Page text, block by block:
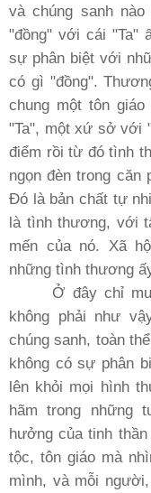
và chúng sanh
"đồng" với cái "Ta"
sự phân biệt với
có gì "đồng".
chung một tôn
"Ta", một xứ sở với
điểm rồi từ đó tình
ngọn đèn trong căn
Ðó là bản chất tự
là tình thương, với
mến của nó. Xã
những tình thương
Ở đây chỉ
không phải như
chúng sanh, toàn
không có sự phân
lên khỏi mọi hình
hãm trong những
hưởng của tinh
tộc, tôn giáo mà
mình, và mỗi